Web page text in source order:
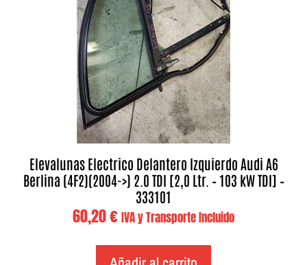
Elevalunas Electrico Delantero Izquierdo Audi A6
Berlina (4F2)(2004->) 2.0 TDI [2,0 Ltr. – 103 kW TDI] –
333101
60,20€ IVA y Transporte Incluido